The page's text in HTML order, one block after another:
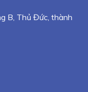
B, Thủ Đức, thành